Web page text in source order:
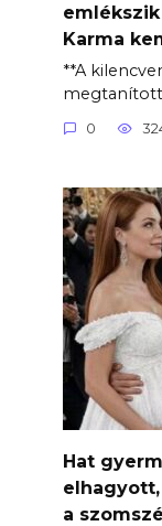
Karma
**A
megtanított
0
Hat
a